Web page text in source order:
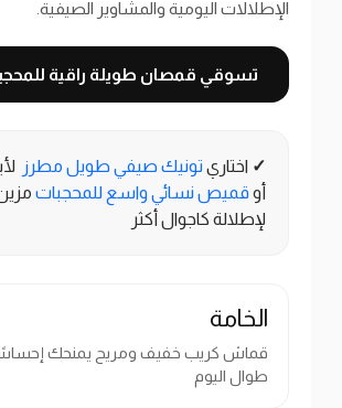
الإطلالات اليومية والمشاوير الصيفية.
تسوقي قمصان طويلة راقية للمحجبات
✓ اختاري تونيك صيفي طويل مطرز
أو قميص نسائي واسع للمحجبات
لإطلالة كاجوال أكثر
الخامة
قماش كريب خفيف ومريح يمنحك إحساسًا
طوال اليوم